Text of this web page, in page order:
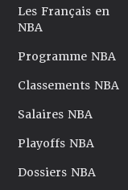
Les Français en
NBA
Programme NBA
Classements NBA
Salaires NBA
Playoffs NBA
Dossiers NBA